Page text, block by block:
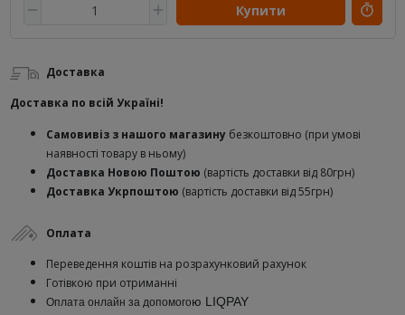
Купити
Доставка
Доставка по всій Україні!
Самовивіз з нашого магазину безкоштовно (при умові
наявності товару в ньому)
Доставка Новою Поштою (вартість доставки від 80грн)
Доставка Укрпоштою (вартість доставки від 55грн)
Оплата
Переведення коштів на розрахунковий рахунок
Готівкою при отриманні
Оплата онлайн за допомогою LIQPAY